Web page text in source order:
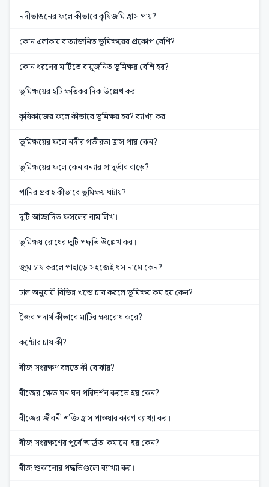
নদীভাঙনের ফলে কীভাবে কৃষিজমি হ্রাস পায়?
কোন এলাকায় বাত্যাজনিত ভূমিক্ষয়ের প্রকোপ বেশি?
কোন ধরনের মাটিতে বায়ুজনিত ভূমিক্ষয় বেশি হয়?
ভূমিক্ষয়ের ২টি ক্ষতিকর দিক উল্লেখ কর।
কৃষিকাজের ফলে কীভাবে ভূমিক্ষয় হয়? ব্যাখ্যা কর।
ভূমিক্ষয়ের ফলে নদীর গভীরতা হ্রাস পায় কেন?
ভূমিক্ষয়ের ফলে কেন বন্যার প্রাদুর্ভাব বাড়ে?
পানির প্রবাহ কীভাবে ভূমিক্ষয় ঘটায়?
দুটি আচ্ছাদিত ফসলের নাম লিখ।
ভূমিক্ষয় রোধের দুটি পদ্ধতি উল্লেখ কর।
জুম চাষ করলে পাহাড়ে সহজেই ধস নামে কেন?
ঢাল অনুযায়ী বিভিন্ন খন্ডে চাষ করলে ভূমিক্ষয় কম হয় কেন?
জৈব পদার্থ কীভাবে মাটির ক্ষয়রোধ করে?
কন্টোর চাষ কী?
বীজ সংরক্ষণ বলতে কী বোঝায়?
বীজের ক্ষেত ঘন ঘন পরিদর্শন করতে হয় কেন?
বীজের জীবনী শক্তি হ্রাস পাওয়ার কারণ ব্যাখ্যা কর।
বীজ সংরক্ষণের পূর্বে আর্দ্রতা কমানো হয় কেন?
বীজ শুকানোর পদ্ধতিগুলো ব্যাখ্যা কর।